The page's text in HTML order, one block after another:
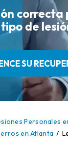
correcta
tipo de
SU
Personales
en Atlanta /